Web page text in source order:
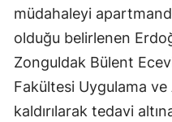
müdahaleyi
olduğu belirlenen
Zonguldak Bülent
Fakültesi Uygulama ve
kaldırılarak tedavi